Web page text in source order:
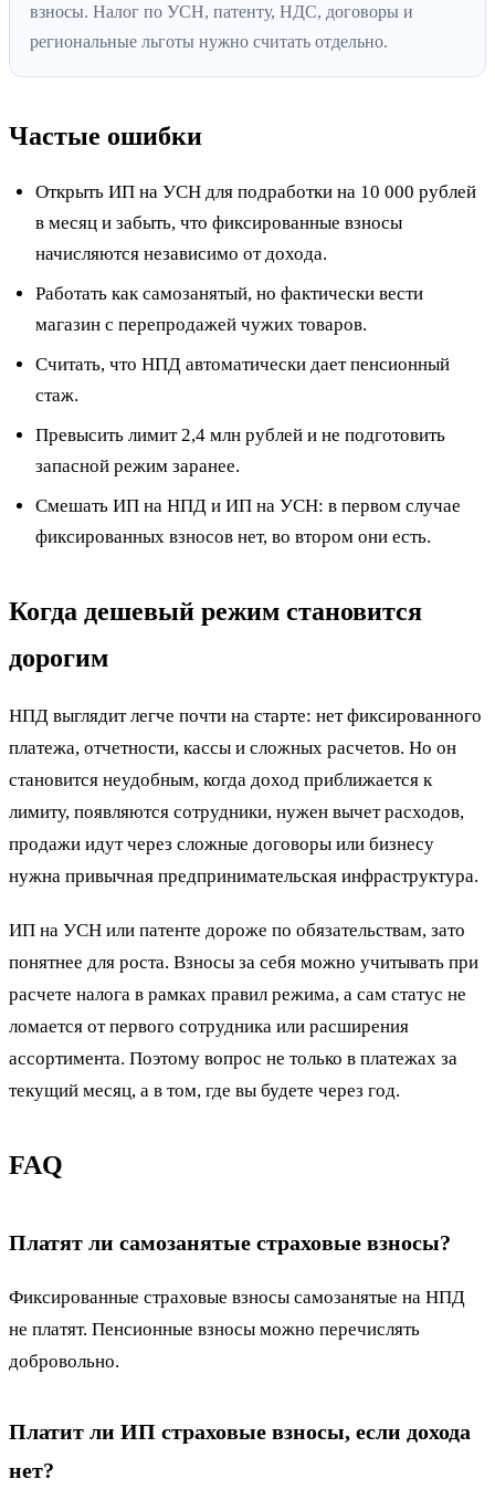
взносы. Налог по УСН, патенту, НДС, договоры и
региональные льготы нужно считать отдельно.
Частые ошибки
Открыть ИП на УСН для подработки на 10 000 рублей
в месяц и забыть, что фиксированные взносы
начисляются независимо от дохода.
Работать как самозанятый, но фактически вести
магазин с перепродажей чужих товаров.
Считать, что НПД автоматически дает пенсионный
стаж.
Превысить лимит 2,4 млн рублей и не подготовить
запасной режим заранее.
Смешать ИП на НПД и ИП на УСН: в первом случае
фиксированных взносов нет, во втором они есть.
Когда дешевый режим становится
дорогим
НПД выглядит легче почти на старте: нет фиксированного
платежа, отчетности, кассы и сложных расчетов. Но он
становится неудобным, когда доход приближается к
лимиту, появляются сотрудники, нужен вычет расходов,
продажи идут через сложные договоры или бизнесу
нужна привычная предпринимательская инфраструктура.
ИП на УСН или патенте дороже по обязательствам, зато
понятнее для роста. Взносы за себя можно учитывать при
расчете налога в рамках правил режима, а сам статус не
ломается от первого сотрудника или расширения
ассортимента. Поэтому вопрос не только в платежах за
текущий месяц, а в том, где вы будете через год.
FAQ
Платят ли самозанятые страховые взносы?
Фиксированные страховые взносы самозанятые на НПД
не платят. Пенсионные взносы можно перечислять
добровольно.
Платит ли ИП страховые взносы, если дохода
нет?